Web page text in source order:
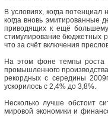
В условиях, когда потенциал
когда вновь эмитированные
приводящих к ещё большему
стимулирование бюджетных
что за счёт включения
На этом фоне темпы роста
промышленного
рекордных с середины
ускорилось с 2,4% до 3,8%.
Несколько лучше обстоит
мировой экономики и